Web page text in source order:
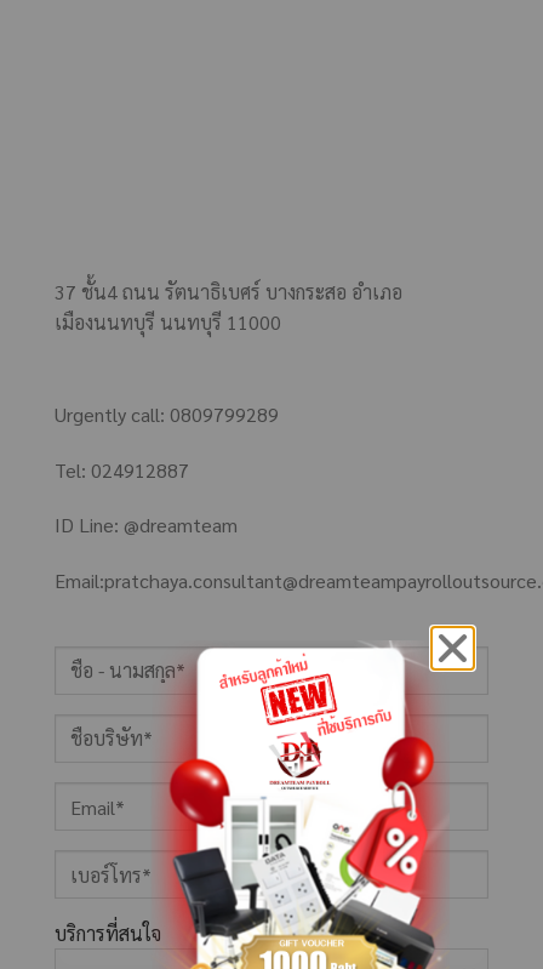
37 ชั้น4 ถนน รัตนาธิเบศร์ บางกระสอ อำเภอ
เมืองนนทบุรี นนทบุรี 11000
Urgently call: 0809799289
Tel: 024912887
ID Line: @dreamteam
บริการที่สนใจ